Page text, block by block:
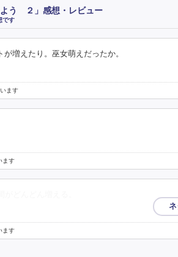
よう ２」感想・レビュー
です
増えたり。巫女萌えだったか。
ます
ます
ます